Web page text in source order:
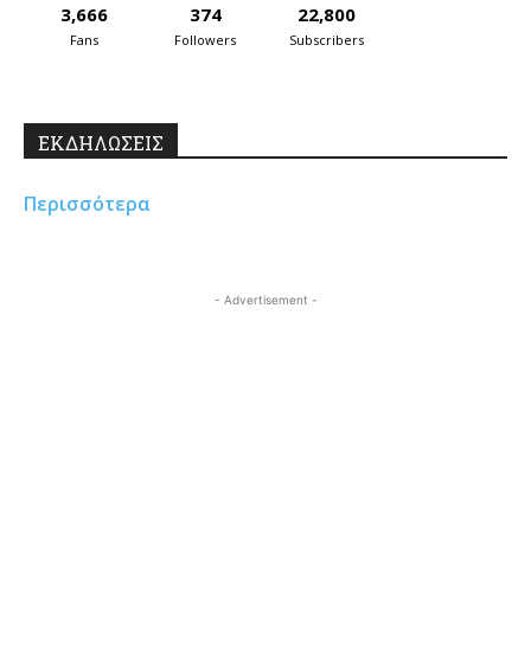
3,666
Fans
374
Followers
22,800
Subscribers
ΕΚΔΗΛΩΣΕΙΣ
Περισσότερα
- Advertisement -